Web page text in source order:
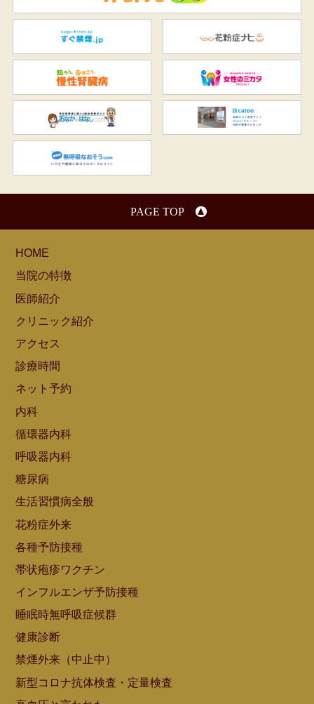
すぐ禁煙.jp
知ろう、ふせごう。慢性腎臓
おなかのはなし.com
PAGE TOP
HOME
当院の特徴
医師紹介
クリニック紹介
アクセス
診療時間
ネット予約
内科
循環器内科
呼吸器内科
糖尿病
生活習慣病全般
花粉症外来
各種予防接種
帯状疱疹ワクチン
インフルエンザ予防接種
睡眠時無呼吸症候群
健康診断
禁煙外来（中止中）
新型コロナ抗体検査・定量検査